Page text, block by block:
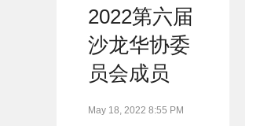
2022第六届
沙龙华协委
员会成员
May 18, 2022 8:55 PM